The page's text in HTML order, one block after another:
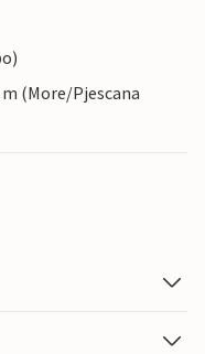
(More/Pjescana